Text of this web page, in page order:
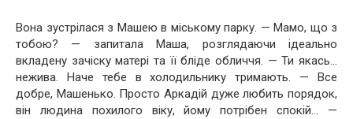
Вона зустрілася з Машею в міському парку. — Мамо, що з
тобою? — запитала Маша, розглядаючи ідеально
вкладену зачіску матері та її бліде обличчя. — Ти якась…
нежива. Наче тебе в холодильнику тримають. — Все
добре, Машенько. Просто Аркадій дуже любить порядок,
він людина похилого віку, йому потрібен спокій… —